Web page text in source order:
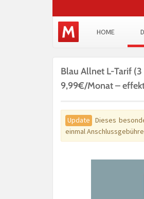
HOME
Blau Allnet L-Tarif
9,99€/Monat –
Update
Dieses
einmal